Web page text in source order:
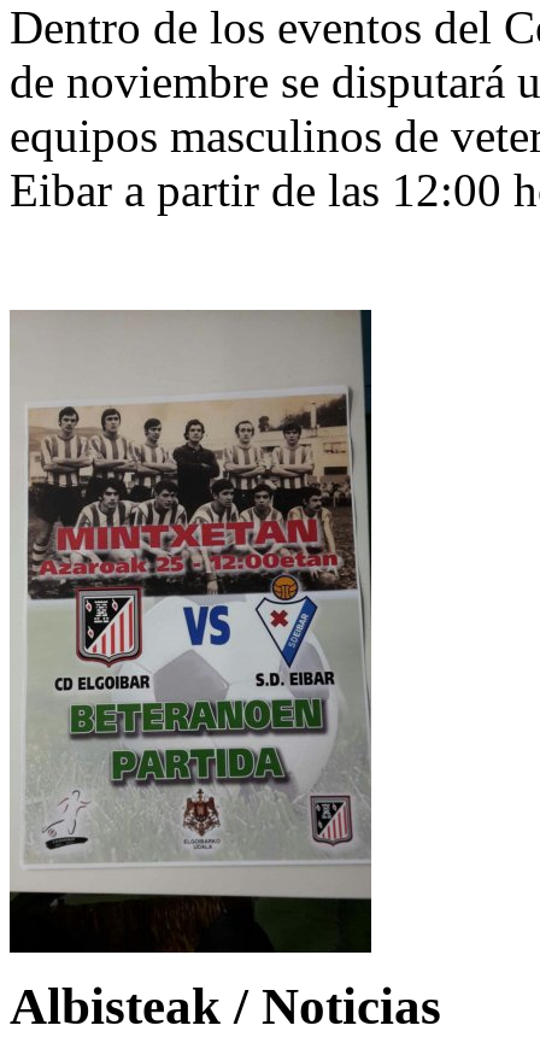
Dentro de los eventos del
de noviembre se disputará
equipos masculinos de
Eibar a partir de las 12:00
Albisteak / Noticias